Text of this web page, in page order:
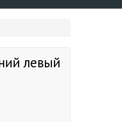
левый